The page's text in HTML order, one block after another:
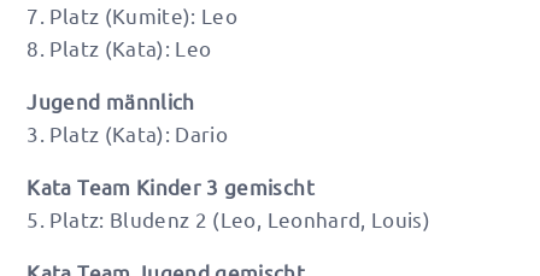
7. Platz (Kumite): Leo
8. Platz (Kata): Leo
Jugend männlich
3. Platz (Kata): Dario
Kata Team Kinder 3 gemischt
5. Platz: Bludenz 2 (Leo, Leonhard, Louis)